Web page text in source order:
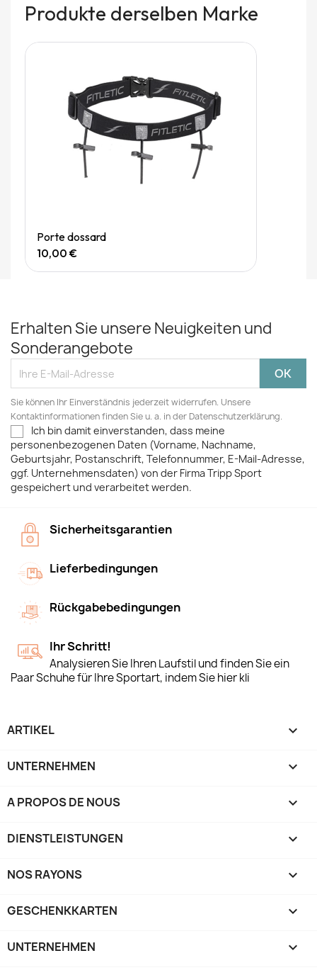
Produkte derselben Marke
Porte dossard
10,00 €
Erhalten Sie unsere Neuigkeiten und
Sonderangebote
Sie können Ihr Einverständnis jederzeit widerrufen. Unsere
Kontaktinformationen finden Sie u. a. in der Datenschutzerklärung.
Ich bin damit einverstanden, dass meine
personenbezogenen Daten (Vorname, Nachname,
Geburtsjahr, Postanschrift, Telefonnummer, E-Mail-Adresse,
ggf. Unternehmensdaten) von der Firma Tripp Sport
gespeichert und verarbeitet werden.
Sicherheitsgarantien
Lieferbedingungen
Rückgabebedingungen
Ihr Schritt!
Analysieren Sie Ihren Laufstil und finden Sie ein
Paar Schuhe für Ihre Sportart, indem Sie hier kli
ARTIKEL 
UNTERNEHMEN 
A PROPOS DE NOUS 
DIENSTLEISTUNGEN 
NOS RAYONS 
GESCHENKKARTEN 
UNTERNEHMEN 